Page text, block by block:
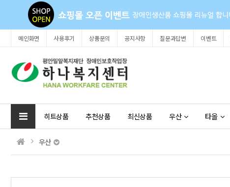
메인화면 사용후기 상품문의 공지사항 질문과답변 이벤트
히트상품 추천상품 최신상품 우산 타올
우산